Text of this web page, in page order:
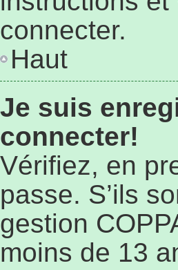
connecter.
Haut
Je suis
connecter!
Vérifiez, en
passe. S’ils
gestion
moins de 13